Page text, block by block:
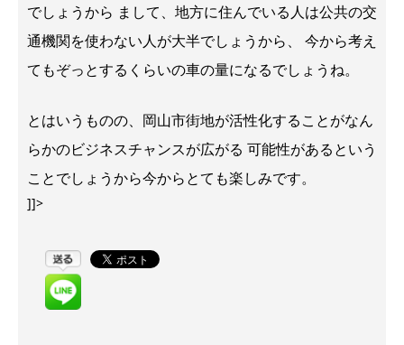
でしょうから まして、地方に住んでいる人は公共の交
通機関を使わない人が大半でしょうから、 今から考え
てもぞっとするくらいの車の量になるでしょうね。
とはいうものの、岡山市街地が活性化することがなん
らかのビジネスチャンスが広がる 可能性があるという
ことでしょうから今からとても楽しみです。
]]>